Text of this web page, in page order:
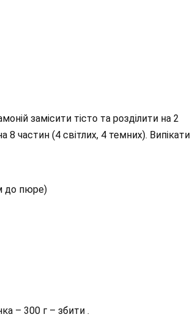
замісити тісто та розділити на 2
8 частин (4 світлих, 4 темних). Випікати
до пюре)
– 300 г – збити .